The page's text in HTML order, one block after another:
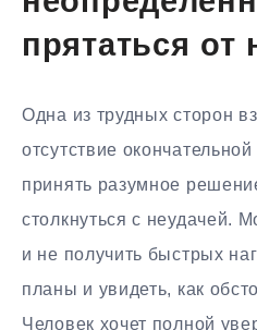
прятаться от
Одна из трудных сторон
отсутствие
принять разумное
столкнуться с неудачей.
и не получить быстрых
планы и увидеть, как
Человек хочет полной